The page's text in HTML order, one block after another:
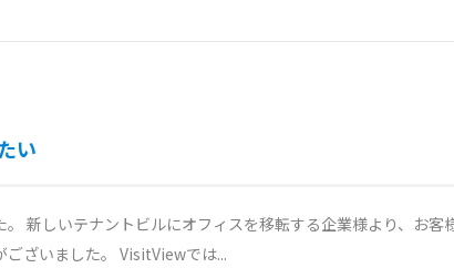
い
新しいテナントビルにオフィスを移転する企業様より、お客
ざいました。 VisitViewでは...